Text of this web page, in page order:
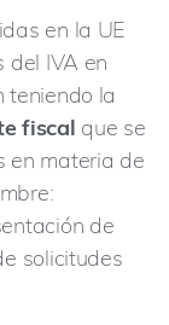
en la UE
del IVA en
teniendo la
fiscal que se
en materia de
de
solicitudes